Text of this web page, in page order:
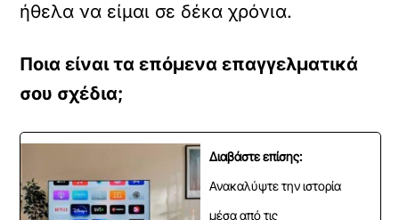
ήθελα να είμαι σε δέκα χρόνια.
Ποια είναι τα επόμενα επαγγελματικά
σου σχέδια;
Διαβάστε επίσης:
Ανακαλύψτε την ιστορία
μέσα από τις